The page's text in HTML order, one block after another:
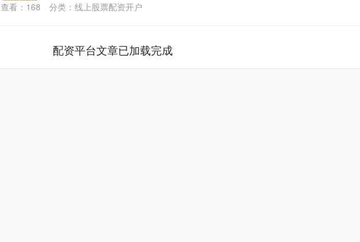
查看： 168 分类： 线上股票配资开户
配资平台文章已加载完成